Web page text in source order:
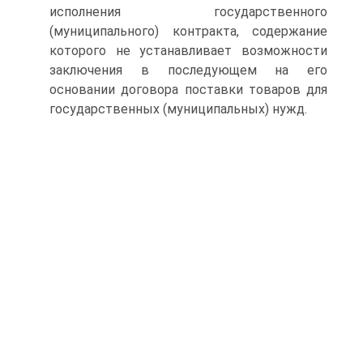
исполнения государственного
(муниципального) контракта, содержание
которого не устанавливает возможности
заключения в последующем на его
основании договора поставки товаров для
государственных (муниципальных) нужд.